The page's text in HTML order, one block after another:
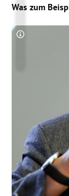
Was zum
Copyright-